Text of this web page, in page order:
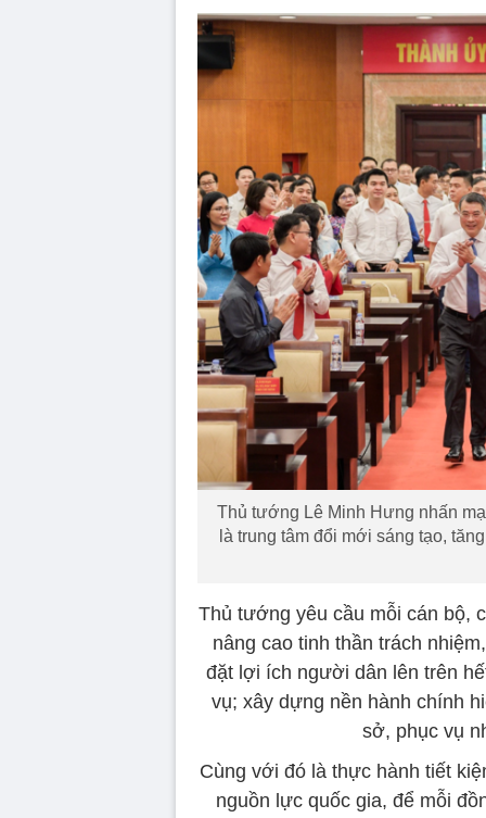
Thủ tướng Lê Minh Hưng nhấn
là trung tâm đổi mới sáng tạo,
Thủ tướng yêu cầu mỗi cán bộ,
nâng cao tinh thần trách
đặt lợi ích người dân lên trên
vụ; xây dựng nền hành chính
sở, phục vụ
Cùng với đó là thực hành tiết
nguồn lực quốc gia, để mỗi